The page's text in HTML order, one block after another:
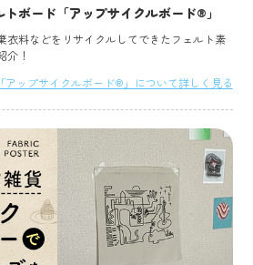
ボード「アップサイクルボード®」
衣料などをリサイクルしてできたフェルト素
介！
「アップサイクルボード®」について詳しく見る